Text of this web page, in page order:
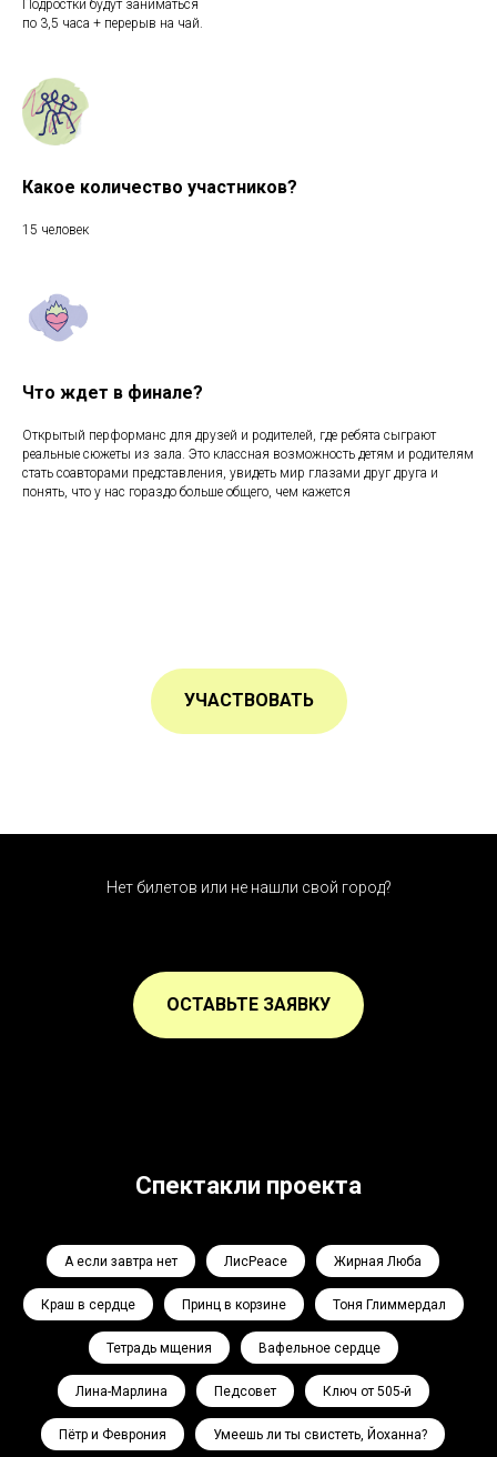
Подростки будут заниматься
по 3,5 часа + перерыв на чай.
Какое количество участников?
15 человек
Что ждет в финале?
Открытый перформанс для друзей и родителей, где ребята сыграют
реальные сюжеты из зала. Это классная возможность детям и родителям
стать соавторами представления, увидеть мир глазами друг друга и
понять, что у нас гораздо больше общего, чем кажется
УЧАСТВОВАТЬ
Нет билетов или не нашли свой город?
ОСТАВЬТЕ ЗАЯВКУ
Спектакли проекта
А если завтра нет ЛисPeace Жирная Люба
Краш в сердце Принц в корзине Тоня Глиммердал
Тетрадь мщения Вафельное сердце
Лина-Марлина Педсовет Ключ от 505-й
Пётр и Феврония Умеешь ли ты свистеть, Йоханна?